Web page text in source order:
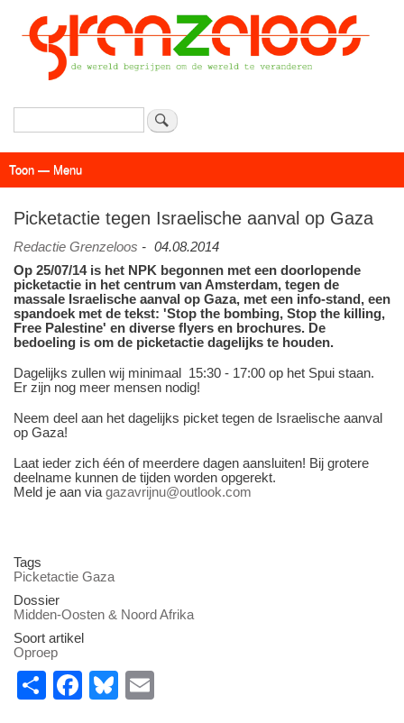
Overslaan
en
naar
de
Zoeken
Menu
Toon — Menu
Picketactie tegen Israelische aanval op Gaza
Redactie Grenzeloos - 04.08.2014
Op 25/07/14 is het NPK begonnen met een doorlopende
picketactie in het centrum van Amsterdam, tegen de
massale Israelische aanval op Gaza, met een info-stand, een
spandoek met de tekst: 'Stop the bombing, Stop the killing,
Free Palestine' en diverse flyers en brochures. De
bedoeling is om de picketactie dagelijks te houden.
Dagelijks zullen wij minimaal 15:30 - 17:00 op het Spui staan.
Er zijn nog meer mensen nodig!
Neem deel aan het dagelijks picket tegen de Israelische aanval
op Gaza!
Laat ieder zich één of meerdere dagen aansluiten! Bij grotere
deelname kunnen de tijden worden opgerekt.
Meld je aan via gazavrijnu@outlook.com
Tags
Picketactie Gaza
Dossier
Midden-Oosten & Noord Afrika
Soort artikel
Oproep
S
F
Bl